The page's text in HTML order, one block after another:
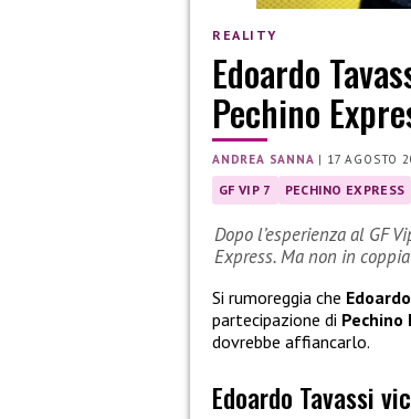
REALITY
Edoardo
Pechino
ANDREA SANNA | 17 AGOSTO
GF VIP 7 PECHINO EXPRESS
Dopo l’esperienza al GF
Express. Ma non in
Si rumoreggia che
partecipazione di Pechino
dovrebbe affiancarlo.
Edoardo Tavassi